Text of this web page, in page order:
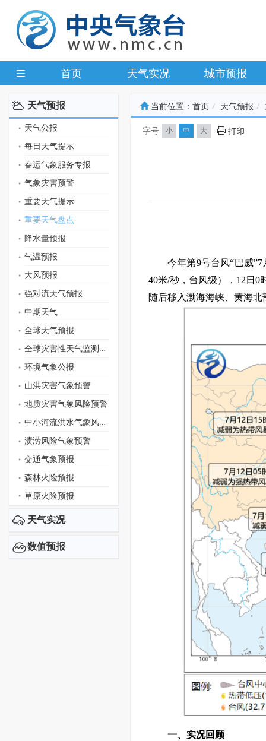
首页 天气实况 城市预报
天气预报
天气公报
每日天气提示
春运气象服务专报
气象灾害预警
重要天气提示
重要天气盘点
降水量预报
气温预报
大风预报
强对流天气预报
中期天气
全球天气预报
全球灾害性天气监测月报
环境气象公报
山洪灾害气象预警
地质灾害气象风险预警
中小河流洪水气象风险预警
渍涝风险气象预警
交通气象预报
森林火险预报
草原火险预报
天气实况
数值预报
当前位置： 首页 天气预报
字号 小 中 大 打印
今年第9号台风“巴威
40米/秒，台风级），12日
随后移入渤海海峡、黄海
一、实况回顾